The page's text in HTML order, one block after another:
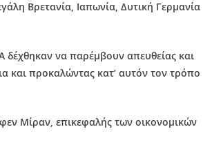
Βρετανία, Ιαπωνία, Δυτική Γερμανία
δέχθηκαν να παρέμβουν απευθείας και
και προκαλώντας κατ’ αυτόν τον τρόπο
Μίραν, επικεφαλής των οικονομικών